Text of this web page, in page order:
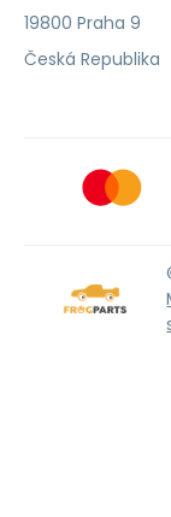
19800 Praha 9
Česká Republika